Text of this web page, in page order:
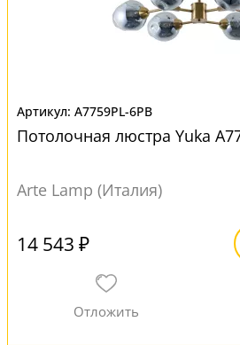
A7759PL-6PB
Потолочная люстра Yuka
Arte Lamp (Италия)
14 543 ₽